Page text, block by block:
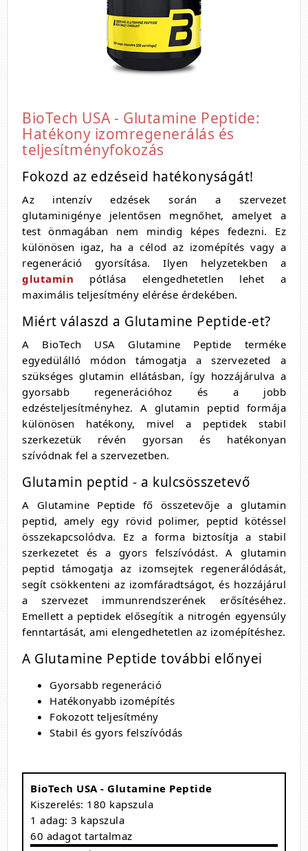
BioTech USA - Glutamine Peptide:
Hatékony izomregenerálás és
teljesítményfokozás
Fokozd az edzéseid hatékonyságát!
Az intenzív edzések során a szervezet
glutaminigénye jelentősen megnőhet, amelyet a
test önmagában nem mindig képes fedezni. Ez
különösen igaz, ha a célod az izomépítés vagy a
regeneráció gyorsítása. Ilyen helyzetekben a
glutamin pótlása elengedhetetlen lehet a
maximális teljesítmény elérése érdekében.
Miért válaszd a Glutamine Peptide-et?
A BioTech USA Glutamine Peptide terméke
egyedülálló módon támogatja a szervezeted a
szükséges glutamin ellátásban, így hozzájárulva a
gyorsabb regenerációhoz és a jobb
edzésteljesítményhez. A glutamin peptid formája
különösen hatékony, mivel a peptidek stabil
szerkezetük révén gyorsan és hatékonyan
szívódnak fel a szervezetben.
Glutamin peptid - a kulcsösszetevő
A Glutamine Peptide fő összetevője a glutamin
peptid, amely egy rövid polimer, peptid kötéssel
összekapcsolódva. Ez a forma biztosítja a stabil
szerkezetet és a gyors felszívódást. A glutamin
peptid támogatja az izomsejtek regenerálódását,
segít csökkenteni az izomfáradtságot, és hozzájárul
a szervezet immunrendszerének erősítéséhez.
Emellett a peptidek elősegítik a nitrogén egyensúly
fenntartását, ami elengedhetetlen az izomépítéshez.
A Glutamine Peptide további előnyei
Gyorsabb regeneráció
Hatékonyabb izomépítés
Fokozott teljesítmény
Stabil és gyors felszívódás
BioTech USA - Glutamine Peptide
Kiszerelés: 180 kapszula
1 adag: 3 kapszula
60 adagot tartalmaz